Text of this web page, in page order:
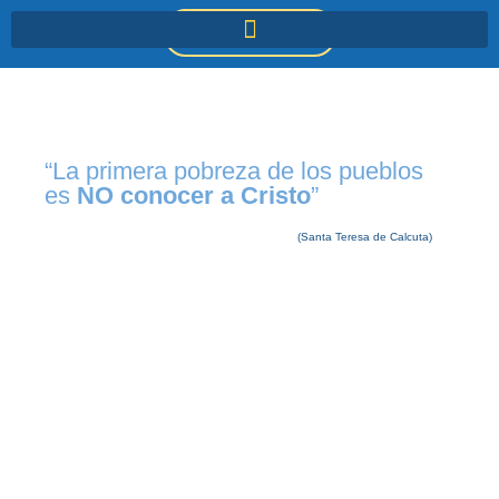
DONACIONES
“La primera pobreza de los pueblos
es NO conocer a Cristo”
(Santa Teresa de Calcuta)